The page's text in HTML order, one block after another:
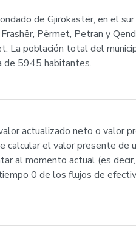
de Gjirokastër, en el
Përmet, Petran y
La población total del
de 5945 habitantes.
actualizado neto o valor
el valor presente de
al momento actual (es
0 de los flujos de